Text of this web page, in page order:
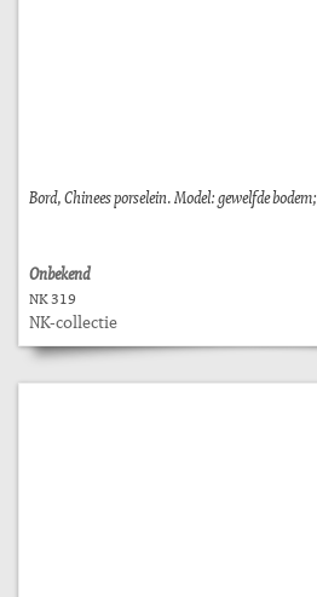
Bord, Chinees porselein. Model: gewelfde
Onbekend
NK 319
NK-collectie